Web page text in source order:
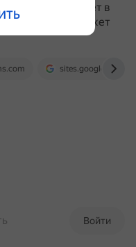
действует в
движению и может
sites.google.com
Войти